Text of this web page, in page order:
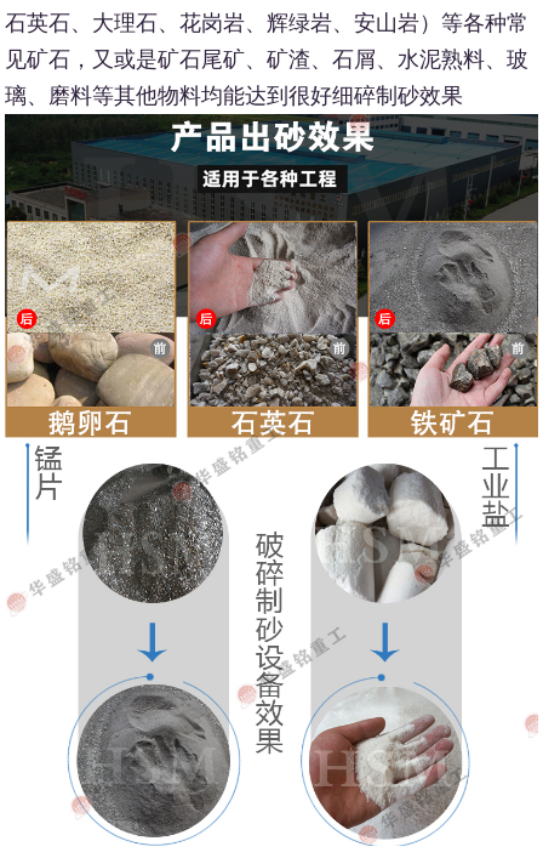
石英石、大理石、花岗岩、辉绿岩、安山岩）等各种常
见矿石，又或是矿石尾矿、矿渣、石屑、水泥熟料、玻
璃、磨料等其他物料均能达到很好细碎制砂效果